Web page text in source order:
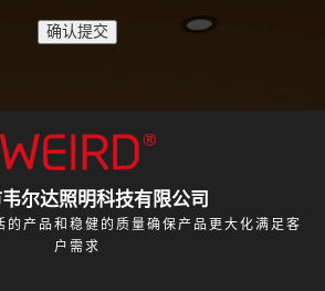
尔达照明科技有限公司
的产品和稳健的质量确保产品更大化满足客
户需求